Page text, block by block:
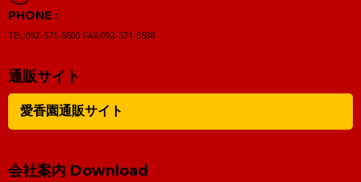
PHONE :
TEL:092-571-5500 FAX:092-571-5538
通販サイト
愛香園通販サイト
会社案内 Download